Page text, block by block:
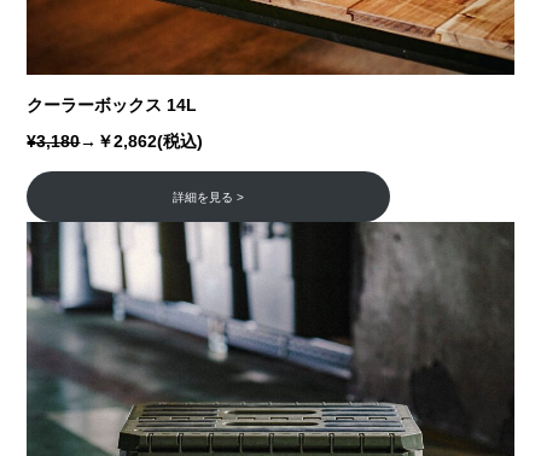
クーラーボックス 14L
¥3,180→￥2,862(税込)
詳細を見る >